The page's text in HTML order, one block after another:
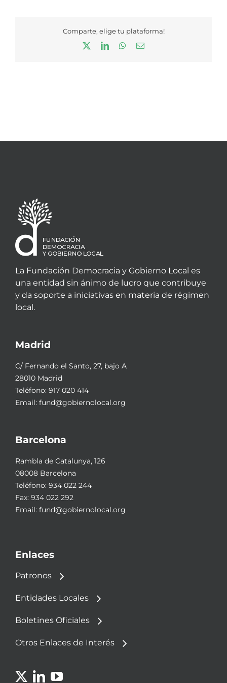
Comparte, elige tu plataforma!
LinkedInWhatsApp
Correo
La Fundación Democracia y Gobierno Local es
una entidad sin ánimo de lucro que contribuye
y da soporte a iniciativas en materia de régimen
local.
Madrid
C/ Fernando el Santo, 27, bajo A
28010 Madrid
Teléfono: 917 020 414
Email: fund@gobiernolocal.org
Barcelona
Rambla de Catalunya, 126
08008 Barcelona
Teléfono: 934 022 244
Fax: 934 022 292
Email: fund@gobiernolocal.org
Enlaces
Patronos
Entidades Locales
Boletines Oficiales
Otros Enlaces de Interés